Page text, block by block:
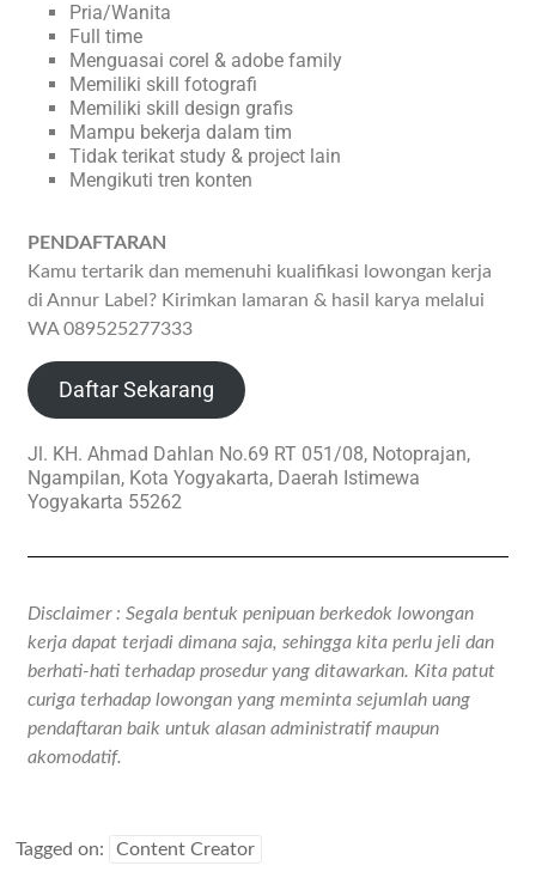
Pria/Wanita
Full time
Menguasai corel & adobe family
Memiliki skill fotografi
Memiliki skill design grafis
Mampu bekerja dalam tim
Tidak terikat study & project lain
Mengikuti tren konten
PENDAFTARAN
Kamu tertarik dan memenuhi kualifikasi lowongan kerja
di Annur Label? Kirimkan lamaran & hasil karya melalui
WA 089525277333
Daftar Sekarang
Jl. KH. Ahmad Dahlan No.69 RT 051/08, Notoprajan,
Ngampilan, Kota Yogyakarta, Daerah Istimewa
Yogyakarta 55262
Disclaimer : Segala bentuk penipuan berkedok lowongan
kerja dapat terjadi dimana saja, sehingga kita perlu jeli dan
berhati-hati terhadap prosedur yang ditawarkan. Kita patut
curiga terhadap lowongan yang meminta sejumlah uang
pendaftaran baik untuk alasan administratif maupun
akomodatif.
Tagged on: Content Creator